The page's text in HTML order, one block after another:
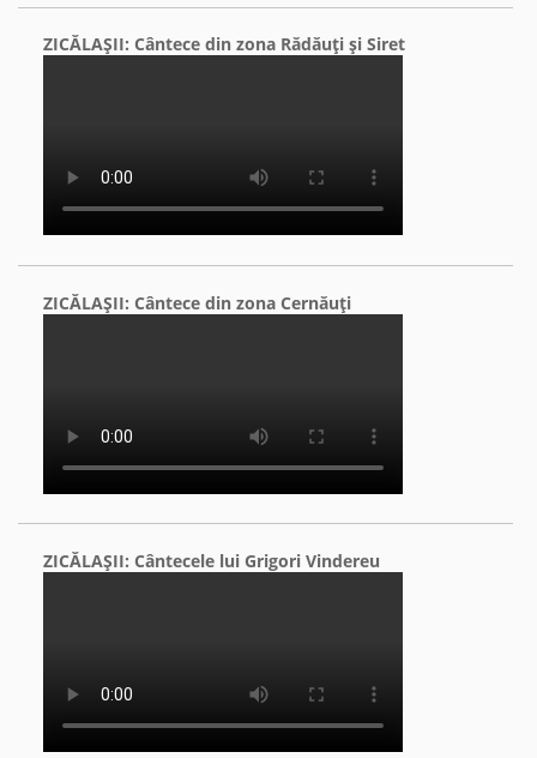
ZICĂLAŞII: Cântece din zona Rădăuţi şi Siret
ZICĂLAŞII: Cântece din zona Cernăuţi
ZICĂLAŞII: Cântecele lui Grigori Vindereu